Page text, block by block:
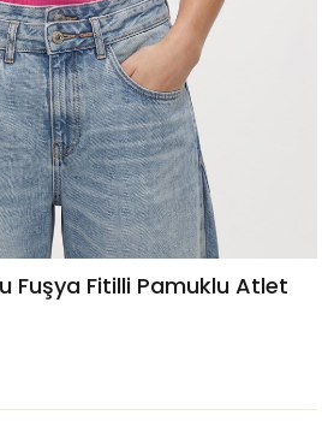
Fuşya Fitilli Pamuklu Atlet